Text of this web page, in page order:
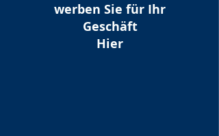
werben Sie für Ihr
Geschäft
Hier